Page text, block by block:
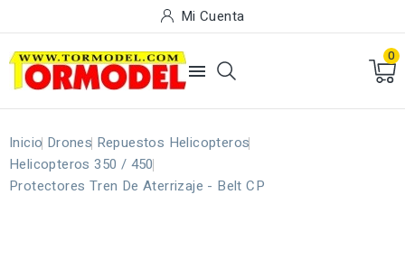
Mi Cuenta

0
Inicio Drones Repuestos Helicopteros
Helicopteros 350 / 450
Protectores Tren De Aterrizaje - Belt CP